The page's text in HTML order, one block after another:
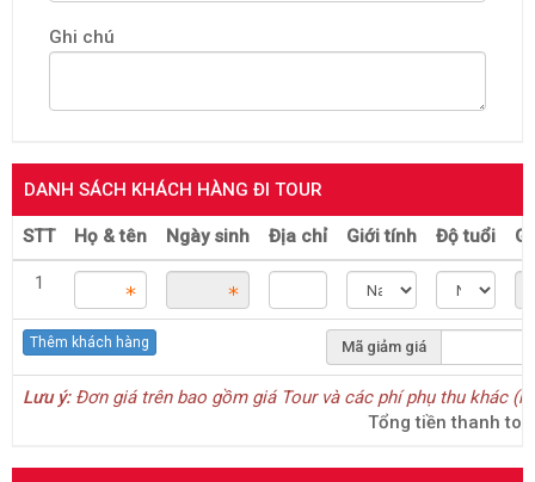
Ghi chú
DANH SÁCH KHÁCH HÀNG ĐI TOUR
STT Họ & tên Ngày sinh Địa chỉ Giới tính Độ tuổi
1
Thêm khách hàng Mã giảm giá
Lưu ý:Đơn giá trên bao gồm giá Tour và các phí phụ thu khác
Tổng tiền thanh